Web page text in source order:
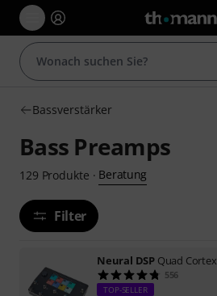
Bassverstärker
Bass Preamps
129 Produkte · Beratung
Filter
Neural DSP Quad Cortex
556
TOP-SELLER